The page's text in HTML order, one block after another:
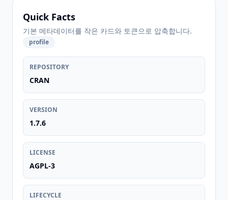
Quick Facts
기본 메타데이터를 작은 카드와 토큰으로 압축합니다.
profile
REPOSITORY
CRAN
VERSION
1.7.6
LICENSE
AGPL-3
LIFECYCLE